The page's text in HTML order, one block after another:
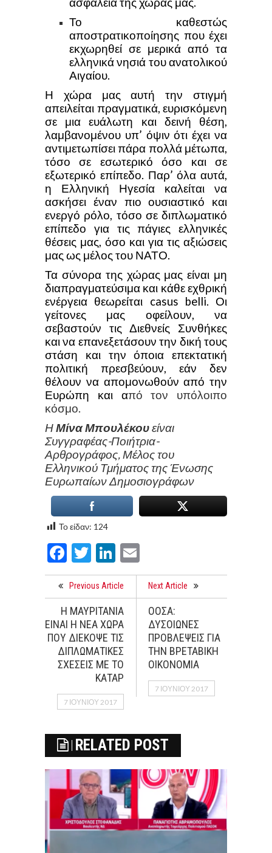
Το καθεστώς
αποστρατικοποίησης που έχει
εκχωρηθεί σε μερικά από τα
ελληνικά νησιά του ανατολικού
Αιγαίου.
Η χώρα μας αυτή την στιγμή
απειλείται πραγματικά, ευρισκόμενη
σε μια ευάλωτη και δεινή θέση,
λαμβανομένου υπ’ όψιν ότι έχει να
αντιμετωπίσει πάρα πολλά μέτωπα,
τόσο σε εσωτερικό όσο και σε
εξωτερικό επίπεδο. Παρ’ όλα αυτά,
η Ελληνική Ηγεσία καλείται να
ασκήσει έναν πιο ουσιαστικό και
ενεργό ρόλο, τόσο σε διπλωματικό
επίπεδο για τις πάγιες ελληνικές
θέσεις μας, όσο και για τις αξιώσεις
μας ως μέλος του ΝΑΤΟ.
Τα σύνορα της χώρας μας είναι μη
διαπραγματεύσιμα και κάθε εχθρική
ενέργεια θεωρείται casus belli. Οι
γείτονες μας οφείλουν, να
σεβαστούν τις Διεθνείς Συνθήκες
και να επανεξετάσουν την δική τους
στάση και την όποια επεκτατική
πολιτική πρεσβεύουν, εάν δεν
θέλουν να απομονωθούν από την
Ευρώπη και από τον υπόλοιπο
κόσμο.
ΗΜίνα Μπουλέκουείναι
Συγγραφέας-Ποιήτρια-
Αρθρογράφος, Μέλος του
Ελληνικού Τμήματος της Ένωσης
Ευρωπαίων Δημοσιογράφων
Το είδαν: 124
Facebook
TwitterLinkedIn
Previous Article
Η ΜΑΥΡΙΤΑΝΙΑ
ΕΙΝΑΙ Η ΝΕΑ ΧΩΡΑ
ΠΟΥ ΔΙΕΚΟΨΕ ΤΙΣ
ΔΙΠΛΩΜΑΤΙΚΕΣ
ΣΧΕΣΕΙΣ ΜΕ ΤΟ
ΚΑΤΑΡ
7 ΙΟΥΝΊΟΥ 2017
Next Article
ΟΟΣΑ:
ΔΥΣΟΙΩΝΕΣ
ΠΡΟΒΛΕΨΕΙΣ ΓΙΑ
ΤΗΝ ΒΡΕΤΑΒΙΚΗ
ΟΙΚΟΝΟΜΙΑ
7 ΙΟΥΝΊΟΥ 2017
RELATED POST